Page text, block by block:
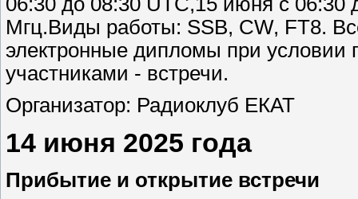
Мгц.Виды работы: SSB, CW, FT8.
электронные дипломы при условии
участниками - встречи.
Организатор: Радиоклуб ЕКАТ
14 июня 2025 года
Прибытие и открытие встречи